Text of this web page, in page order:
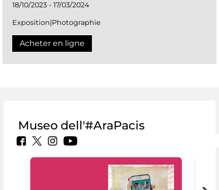
18/10/2023 - 17/03/2024
Exposition|Photographie
Acheter en ligne
Museo dell'#AraPacis